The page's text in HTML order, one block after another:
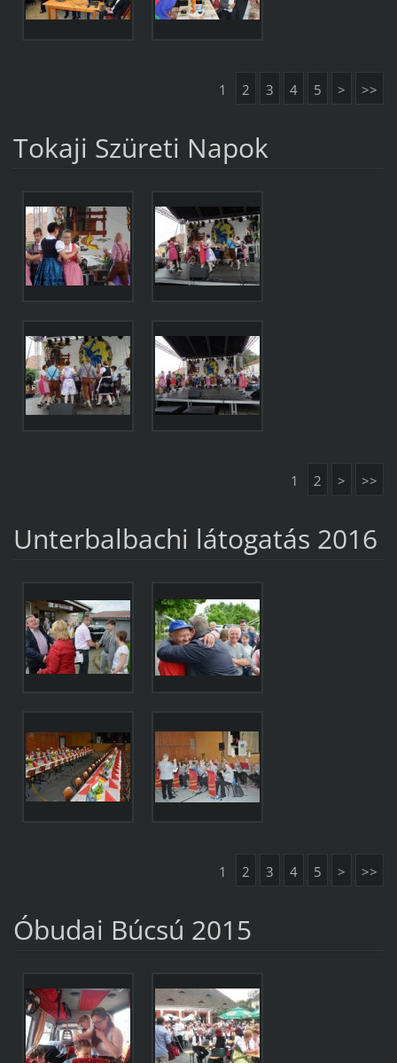
1 2 3 4 5 > >>
Tokaji Szüreti Napok
1 2 > >>
Unterbalbachi látogatás 2016
1 2 3 4 5 > >>
Óbudai Búcsú 2015